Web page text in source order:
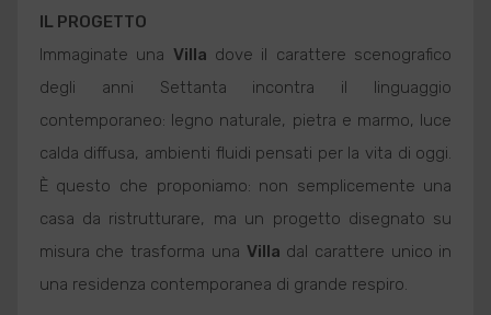
IL PROGETTO
Immaginate una Villa dove il carattere scenografico
degli anni Settanta incontra il linguaggio
contemporaneo: legno naturale, pietra e marmo, luce
calda diffusa, ambienti fluidi pensati per la vita di oggi.
È questo che proponiamo: non semplicemente una
casa da ristrutturare, ma un progetto disegnato su
misura che trasforma una Villa dal carattere unico in
una residenza contemporanea di grande respiro.